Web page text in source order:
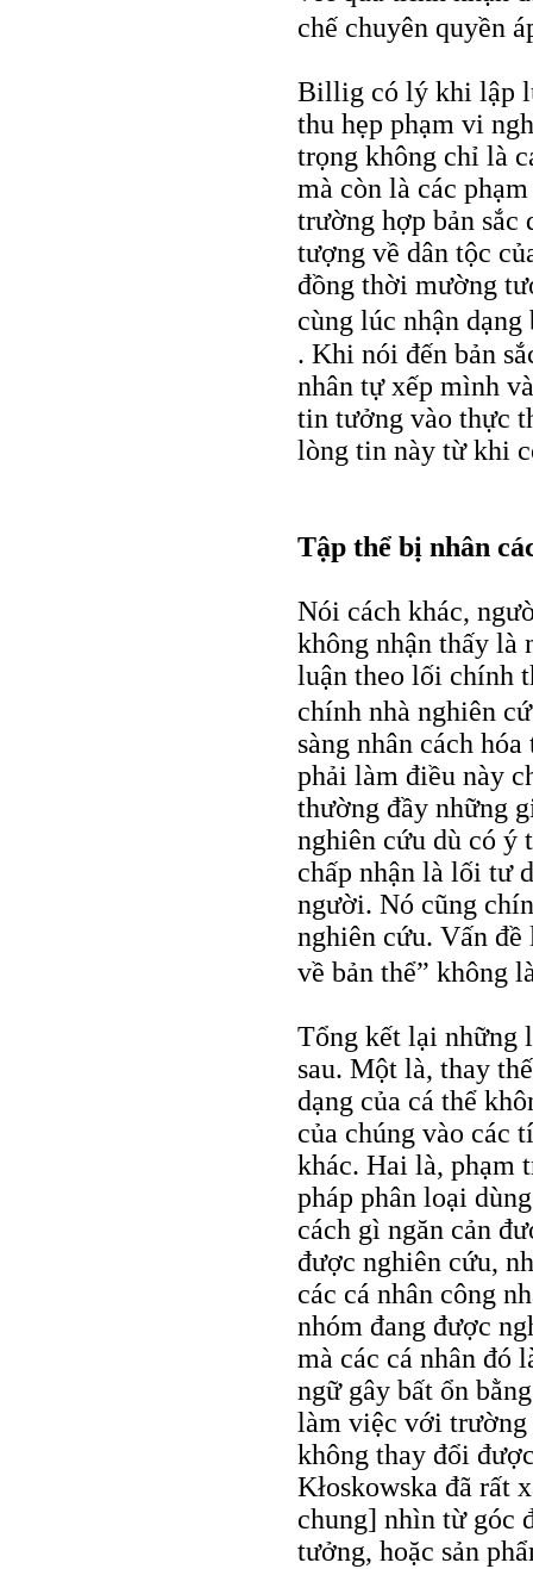
chế chuyên quyền
Billig có lý khi lập
thu hẹp phạm vi
trọng không chỉ là
mà còn là các
trường hợp bản sắc
tượng về dân tộc
đồng thời mường
cùng lúc nhận
. Khi nói đến bản
nhân tự xếp mình
tin tưởng vào thực
lòng tin này từ khi
Tập thể bị nhân
Nói cách khác,
không nhận thấy là
luận theo lối chính
chính nhà nghiên
sàng nhân cách
phải làm điều này
thường đầy những
nghiên cứu dù có ý
chấp nhận là lối tư
người. Nó cũng
nghiên cứu. Vấn đề
về bản thể” không
Tổng kết lại những
sau. Một là, thay
dạng của cá thể
của chúng vào các
khác. Hai là, phạm
pháp phân loại
cách gì ngăn cản
được nghiên cứu,
các cá nhân công
nhóm đang được
mà các cá nhân đó
ngữ gây bất ổn
làm việc với trường
không thay đổi
Kłoskowska đã rất
chung] nhìn từ góc
tưởng, hoặc sản